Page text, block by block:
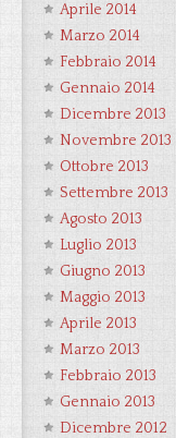
Aprile 2014
Marzo 2014
Febbraio 2014
Gennaio 2014
Dicembre 2013
Novembre 2013
Ottobre 2013
Settembre 2013
Agosto 2013
Luglio 2013
Giugno 2013
Maggio 2013
Aprile 2013
Marzo 2013
Febbraio 2013
Gennaio 2013
Dicembre 2012